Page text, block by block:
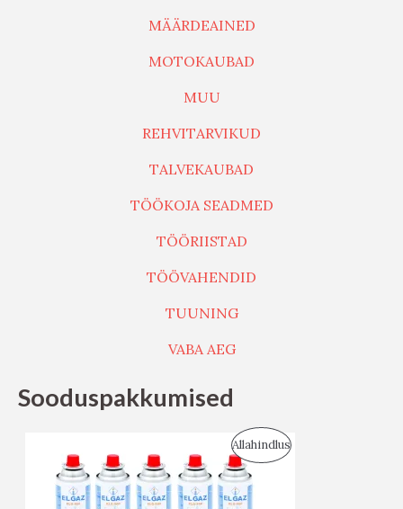
MÄÄRDEAINED
MOTOKAUBAD
MUU
REHVITARVIKUD
TALVEKAUBAD
TÖÖKOJA SEADMED
TÖÖRIISTAD
TÖÖVAHENDID
TUUNING
VABA AEG
Sooduspakkumised
AllahindlusS